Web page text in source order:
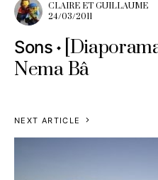
CLAIRE ET GUILLAUME
24/03/2011
Sons
Nema Bâ
NEXT ARTICLE